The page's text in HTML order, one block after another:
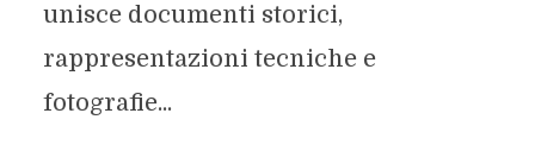
unisce documenti storici,
rappresentazioni tecniche e
fotografie...